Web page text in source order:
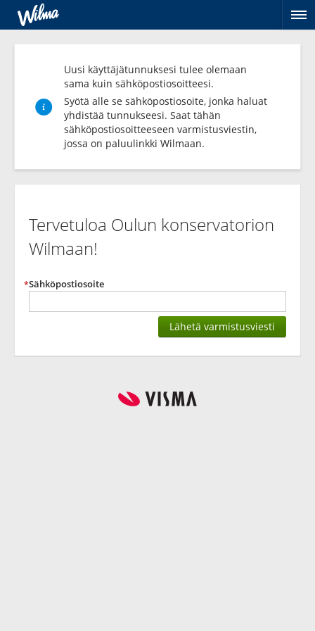
Uusi käyttäjätunnuksesi tulee olemaan
sama kuin sähköpostiosoitteesi.
Syötä alle se sähköpostiosoite, jonka haluat
yhdistää tunnukseesi. Saat tähän
sähköpostiosoitteeseen varmistusviestin,
jossa on paluulinkki Wilmaan.
henkilökohtainen
tunnus
Tervetuloa Oulun konservatorion
Wilmaan!
Sähköpostiosoite
Lähetä varmistusviesti